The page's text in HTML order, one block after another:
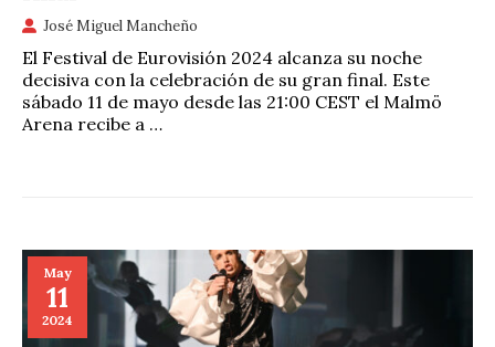
José Miguel Mancheño
El Festival de Eurovisión 2024 alcanza su noche
decisiva con la celebración de su gran final. Este
sábado 11 de mayo desde las 21:00 CEST el Malmö
Arena recibe a …
May
11
2024